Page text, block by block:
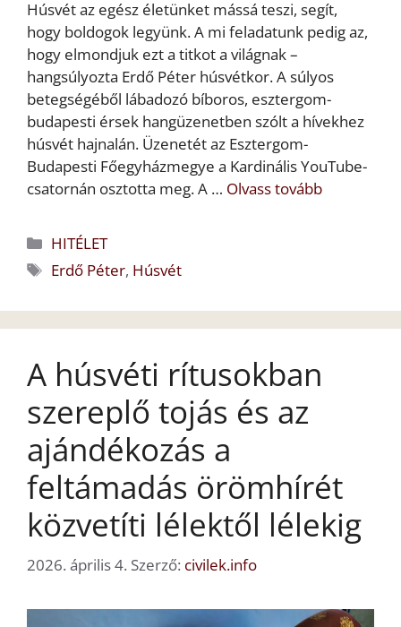
Húsvét az egész életünket mássá teszi, segít,
hogy boldogok legyünk. A mi feladatunk pedig az,
hogy elmondjuk ezt a titkot a világnak –
hangsúlyozta Erdő Péter húsvétkor. A súlyos
betegségéből lábadozó bíboros, esztergom-
budapesti érsek hangüzenetben szólt a hívekhez
húsvét hajnalán. Üzenetét az Esztergom-
Budapesti Főegyházmegye a Kardinális YouTube-
csatornán osztotta meg. A … Olvass tovább
Kategória
HITÉLET
Címkék
Erdő Péter, Húsvét
A húsvéti rítusokban
szereplő tojás és az
ajándékozás a
feltámadás örömhírét
közvetíti lélektől lélekig
2026. április 4. Szerző: civilek.info